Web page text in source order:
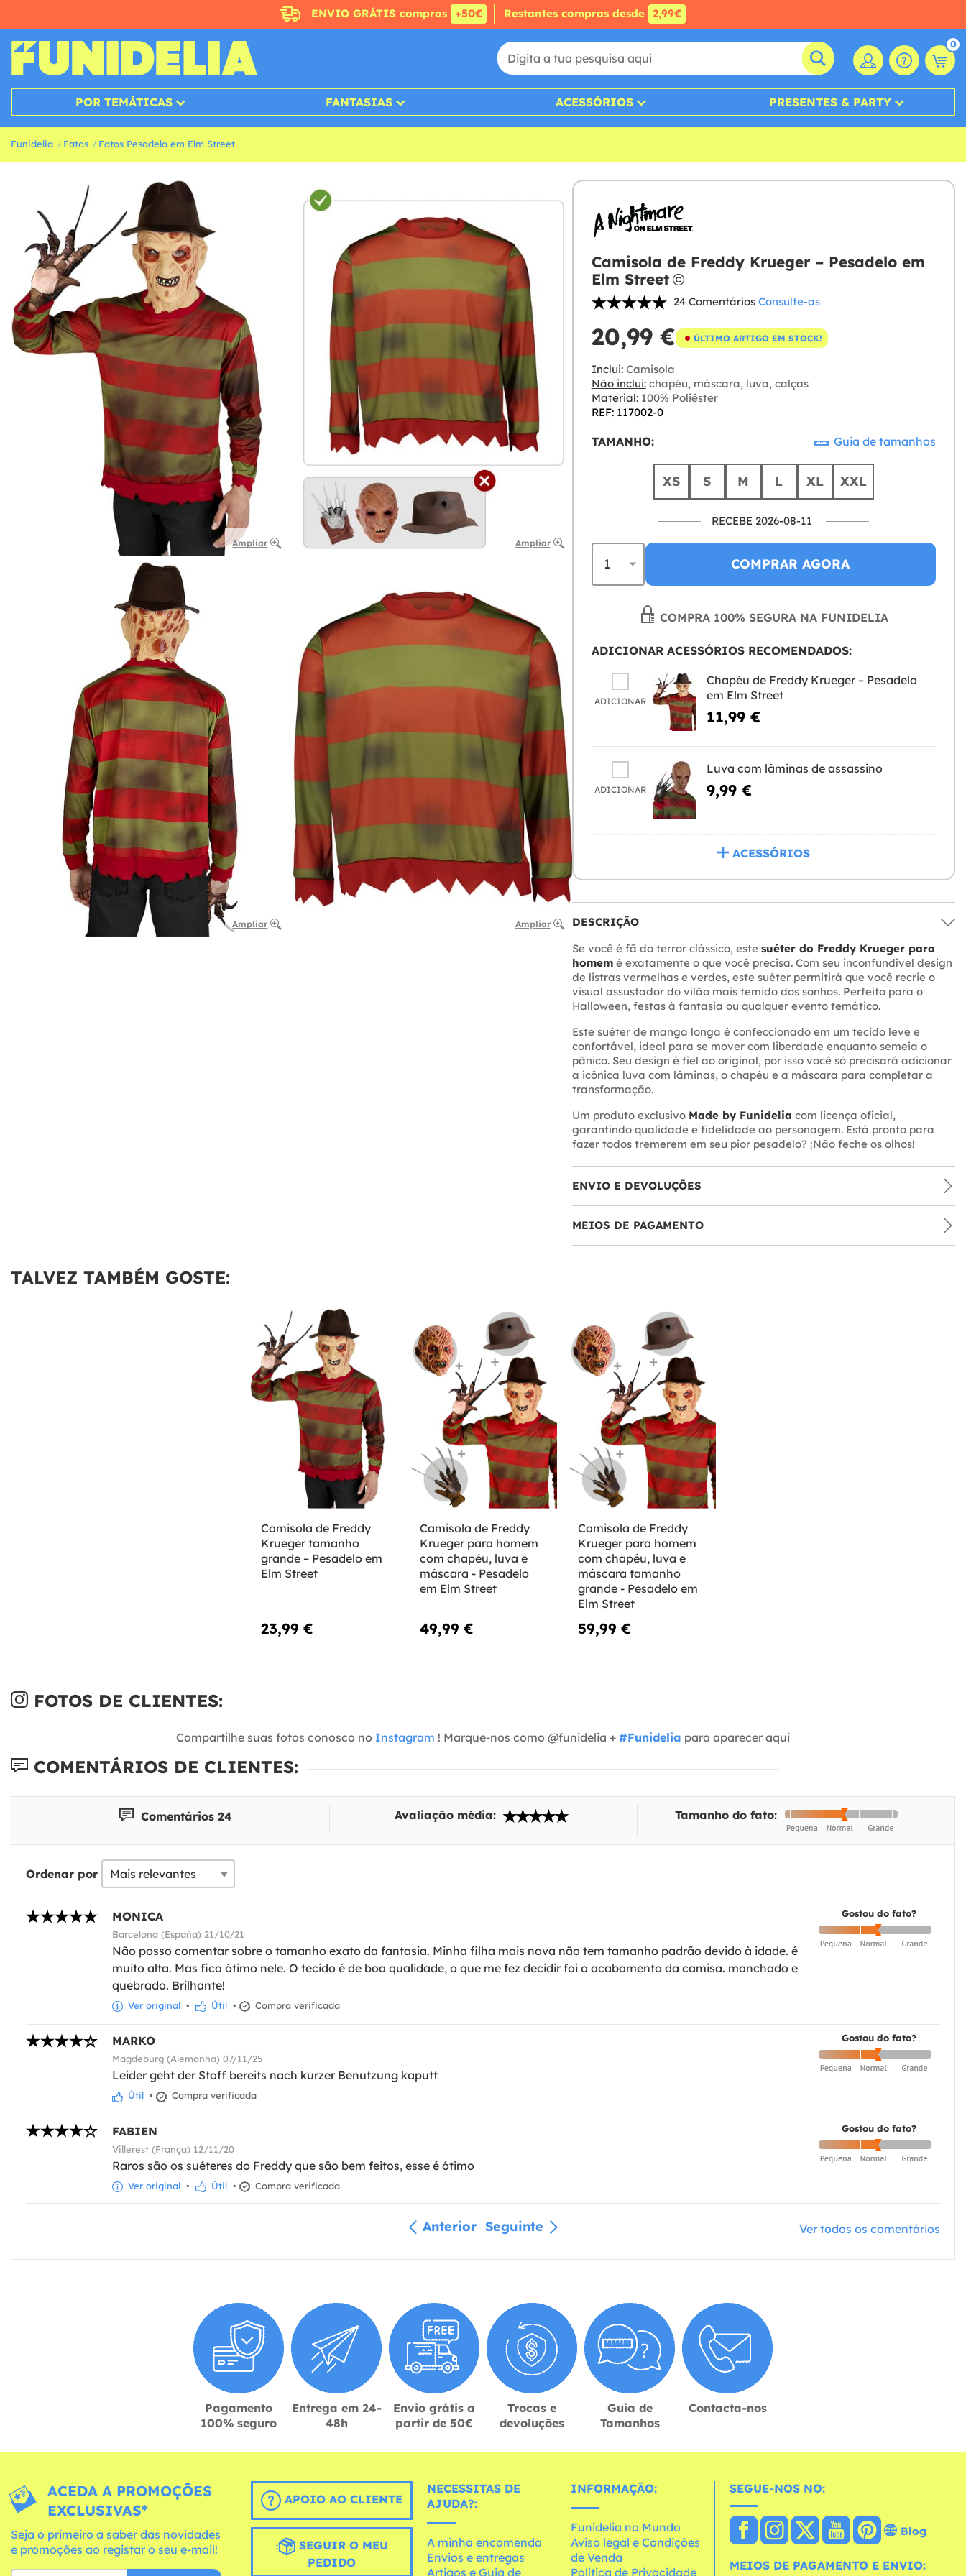
ENVIO GRÁTIS compras +50€ Restantes compras desde 2,99€
0
POR TEMÁTICAS FANTASIAS ACESSÓRIOS PRESENTES & PARTY
Funidelia Fatos Fatos Pesadelo em Elm Street
Ampliar Ampliar
Ampliar Ampliar
Camisola de Freddy Krueger – Pesadelo em
Elm Street
24 Comentários Consulte-as
20,99 € ÚLTIMO ARTIGO EM STOCK!
Inclui:Camisola
Não inclui:chapéu, máscara, luva, calças
Material:100% Poliéster
REF: 117002-0
TAMANHO: Guia de tamanhos
XS S M L XL XXL
RECEBE 2026-08-11
COMPRAR AGORA
COMPRA 100% SEGURA NA FUNIDELIA
ADICIONAR ACESSÓRIOS RECOMENDADOS:
ADICIONAR
Chapéu de Freddy Krueger – Pesadelo
em Elm Street
11,99 €
ADICIONAR
Luva com lâminas de assassino
9,99 €
ACESSÓRIOS
DESCRIÇÃO
Se você é fã do terror clássico, este suéter do Freddy Krueger para
homemé exatamente o que você precisa. Com seu inconfundível design
de listras vermelhas e verdes, este suéter permitirá que você recrie o
visual assustador do vilão mais temido dos sonhos. Perfeito para o
Halloween, festas à fantasia ou qualquer evento temático.
Este suéter de manga longa é confeccionado em um tecido leve e
confortável, ideal para se mover com liberdade enquanto semeia o
pânico. Seu design é fiel ao original, por isso você só precisará adicionar
a icônica luva com lâminas, o chapéu e a máscara para completar a
transformação.
Um produto exclusivo Made by Funidelia com licença oficial,
garantindo qualidade e fidelidade ao personagem. Está pronto para
fazer todos tremerem em seu pior pesadelo? ¡Não feche os olhos!
ENVIO E DEVOLUÇÕES
MEIOS DE PAGAMENTO
TALVEZ TAMBÉM GOSTE:
Camisola de Freddy
Krueger tamanho
grande – Pesadelo em
Elm Street
23,99 €
Camisola de Freddy
Krueger para homem
com chapéu, luva e
máscara - Pesadelo
em Elm Street
49,99 €
Camisola de Freddy
Krueger para homem
com chapéu, luva e
máscara tamanho
grande - Pesadelo em
Elm Street
59,99 €
FOTOS DE CLIENTES:
Compartilhe suas fotos conosco no Instagram ! Marque-nos como @funidelia + #Funidelia para aparecer aqui
COMENTÁRIOS DE CLIENTES:
Comentários 24 Avaliação média: Tamanho do fato:
Ordenar por
Gostou do fato?
MONICA
Barcelona (España) 21/10/21
Não posso comentar sobre o tamanho exato da fantasia. Minha filha mais nova não tem tamanho padrão devido à idade. é
muito alta. Mas fica ótimo nele. O tecido é de boa qualidade, o que me fez decidir foi o acabamento da camisa. manchado e
quebrado. Brilhante!
Ver original • Útil • Compra verificada
Gostou do fato?
MARKO
Magdeburg (Alemanha) 07/11/25
Leider geht der Stoff bereits nach kurzer Benutzung kaputt
Útil • Compra verificada
Gostou do fato?
FABIEN
Villerest (França) 12/11/20
Raros são os suéteres do Freddy que são bem feitos, esse é ótimo
Ver original • Útil • Compra verificada
Anterior Seguinte Ver todos os comentários
Pagamento
100% seguro
Entrega em 24-
48h
Envio grátis a
partir de 50€
Trocas e
devoluções
Guia de
Tamanhos
Contacta-nos
ACEDA A PROMOÇÕES
EXCLUSIVAS*
Seja o primeiro a saber das novidades
e promoções ao registar o seu e-mail!
APOIO AO CLIENTE
SEGUIR O MEU
PEDIDO
NECESSITAS DE
AJUDA?:
A minha encomenda
Envios e entregas
Artigos e Guia de
INFORMAÇÃO:
Funidelia no Mundo
Aviso legal e Condições
de Venda
Política de Privacidade
SEGUE-NOS NO:
Blog
MEIOS DE PAGAMENTO E ENVIO: